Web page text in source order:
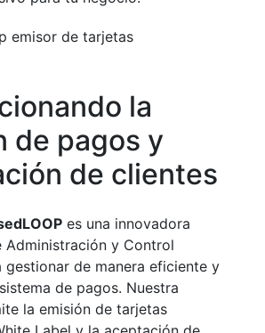
la
de pagos y
de clientes
es una innovadora
Administración y Control
gestionar de manera eficiente y
de pagos. Nuestra
la emisión de tarjetas